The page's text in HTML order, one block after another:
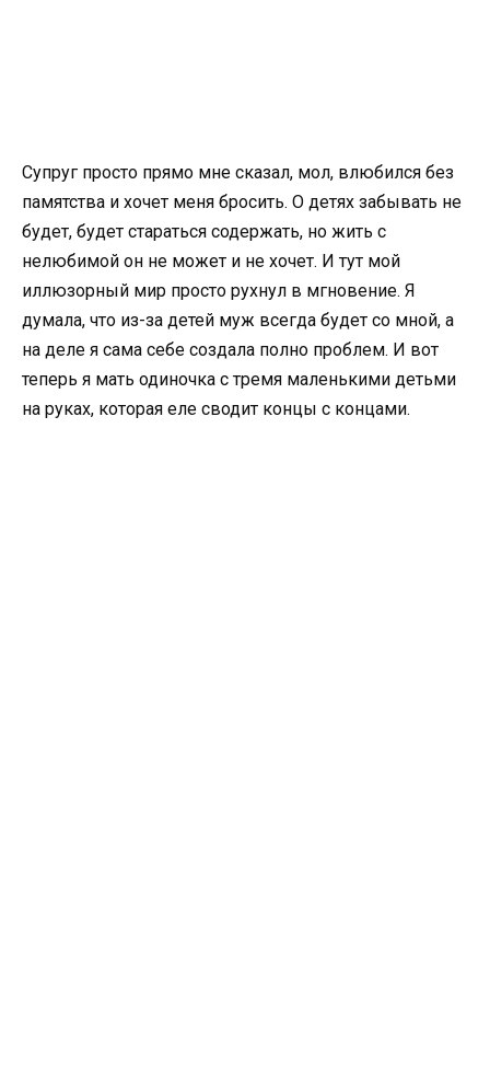
Супруг просто прямо мне сказал, мол, влюбился без
памятства и хочет меня бросить. О детях забывать не
будет, будет стараться содержать, но жить с
нелюбимой он не может и не хочет. И тут мой
иллюзорный мир просто рухнул в мгновение. Я
думала, что из-за детей муж всегда будет со мной, а
на деле я сама себе создала полно проблем. И вот
теперь я мать одиночка с тремя маленькими детьми
на руках, которая еле сводит концы с концами.